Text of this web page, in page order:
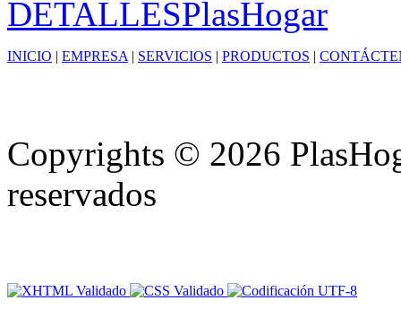
DETALLESPlasHogar
INICIO | EMPRESA | SERVICIOS | PRODUCTOS |
Copyrights © 2026
reservados